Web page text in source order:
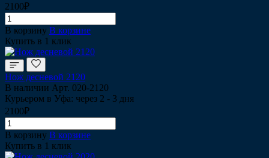
2100₽
В корзину В корзине
Купить в 1 клик
Нож десневой 2120
В наличии Арт. 020-2120
Курьером в Уфа: через 2 - 3 дня
2100₽
В корзину В корзине
Купить в 1 клик